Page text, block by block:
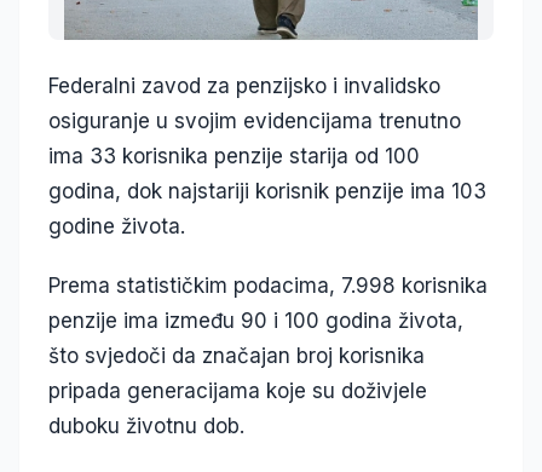
Federalni zavod za penzijsko i invalidsko
osiguranje u svojim evidencijama trenutno
ima 33 korisnika penzije starija od 100
godina, dok najstariji korisnik penzije ima 103
godine života.
Prema statističkim podacima, 7.998 korisnika
penzije ima između 90 i 100 godina života,
što svjedoči da značajan broj korisnika
pripada generacijama koje su doživjele
duboku životnu dob.